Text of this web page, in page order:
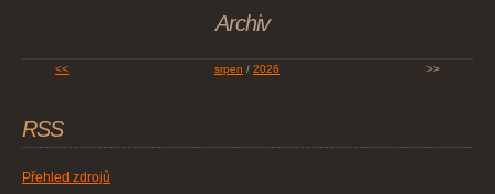
Archiv
<< srpen / 2026 >>
RSS
Přehled zdrojů